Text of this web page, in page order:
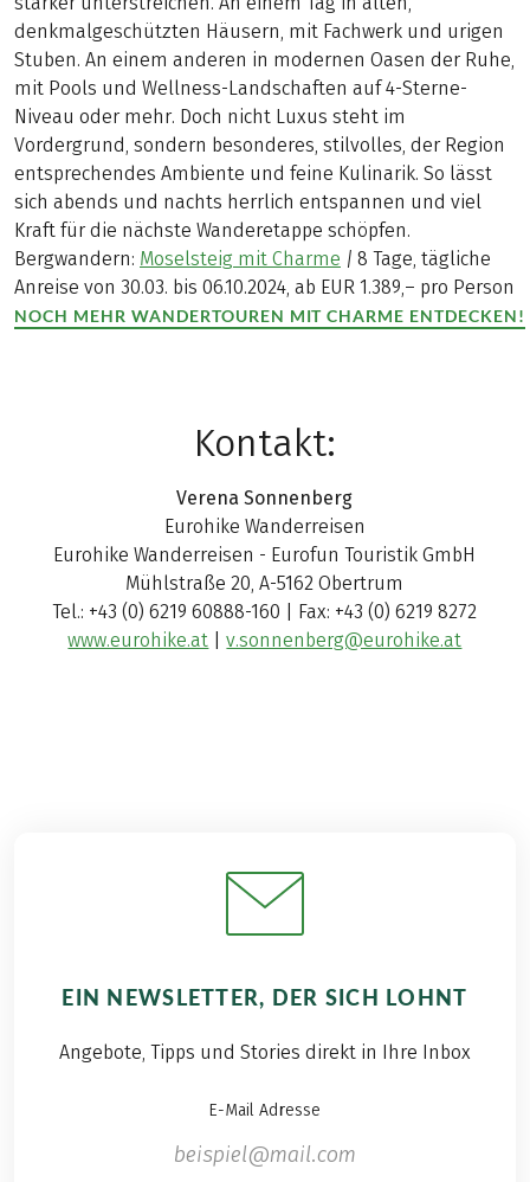
denkmalgeschützten Häusern, mit Fachwerk und urigen
Stuben. An einem anderen in modernen Oasen der Ruhe,
mit Pools und Wellness-Landschaften auf 4-Sterne-
Niveau oder mehr. Doch nicht Luxus steht im
Vordergrund, sondern besonderes, stilvolles, der Region
entsprechendes Ambiente und feine Kulinarik. So lässt
sich abends und nachts herrlich entspannen und viel
Kraft für die nächste Wanderetappe schöpfen.
Bergwandern: Moselsteig mit Charme | 8 Tage, tägliche
Anreise von 30.03. bis 06.10.2024, ab EUR 1.389,– pro Person
NOCH MEHR WANDERTOUREN MIT CHARME ENTDECKEN!
Kontakt:
Verena Sonnenberg
Eurohike Wanderreisen
Eurohike Wanderreisen - Eurofun Touristik GmbH
Mühlstraße 20, A-5162 Obertrum
Tel.: +43 (0) 6219 60888-160 | Fax: +43 (0) 6219 8272
www.eurohike.at |v.sonnenberg@eurohike.at
EIN NEWSLETTER, DER SICH LOHNT
Angebote, Tipps und Stories direkt in Ihre Inbox
E-Mail Adresse